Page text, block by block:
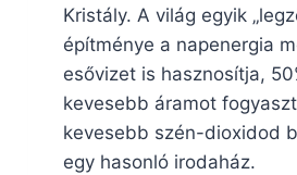
Kristály. A világ egyik
építménye a napenergia
esővizet is hasznosítja,
kevesebb áramot
kevesebb szén-dioxidod
egy hasonló irodaház.